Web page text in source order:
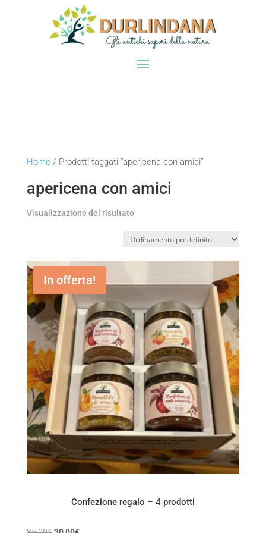
Home/ Prodotti taggati “apericena con amici”
apericena con amici
Visualizzazione del risultato
In offerta!
Confezione regalo – 4 prodotti